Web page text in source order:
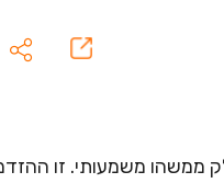
ממשהו משמעותי. זו